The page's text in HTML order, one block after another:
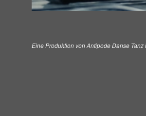
Eine Produktion von Antipode Danse Tanz